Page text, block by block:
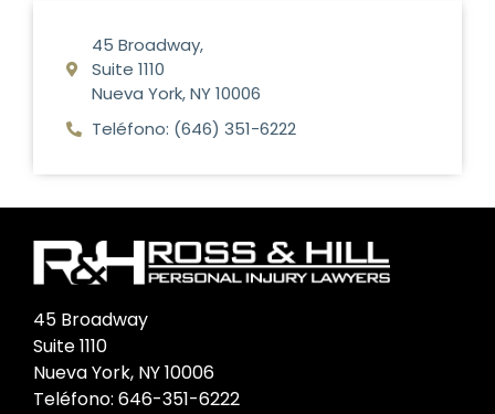
45 Broadway,
Suite 1110
Nueva York, NY 10006
Teléfono: (646) 351-6222
45 Broadway
Suite 1110
Nueva York, NY 10006
Teléfono: 646-351-6222